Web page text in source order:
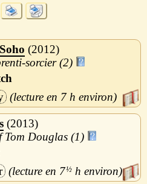
2012
sorcier (2)
7 h
2013
Tom Douglas (1)
7½ h